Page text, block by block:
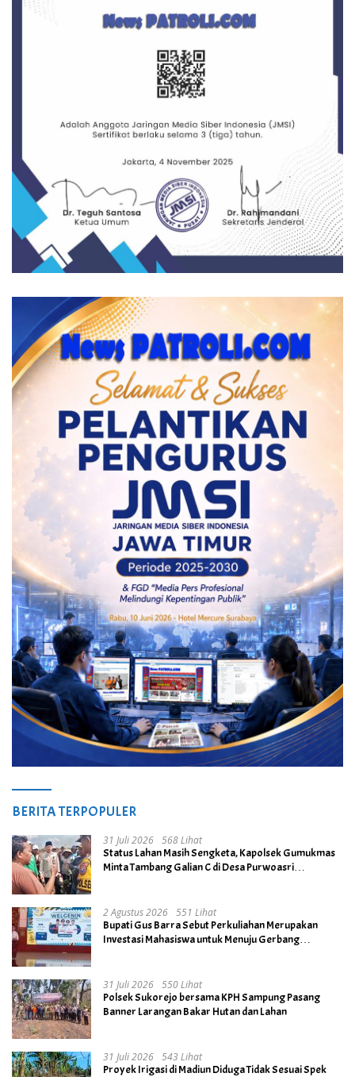
BERITA TERPOPULER
31 Juli 2026 568 Lihat
Status Lahan Masih Sengketa, Kapolsek Gumukmas
Minta Tambang Galian C di Desa Purwoasri
2 Agustus 2026 551 Lihat
Bupati Gus Barra Sebut Perkuliahan Merupakan
Investasi Mahasiswa untuk Menuju Gerbang
31 Juli 2026 550 Lihat
Polsek Sukorejo bersama KPH Sampung Pasang
Banner Larangan Bakar Hutan dan Lahan
31 Juli 2026 543 Lihat
Proyek Irigasi di Madiun Diduga Tidak Sesuai Spek